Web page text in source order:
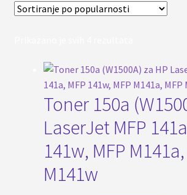
popularnosti
Toner 150a
LaserJet MFP
141w, MFP
M141w